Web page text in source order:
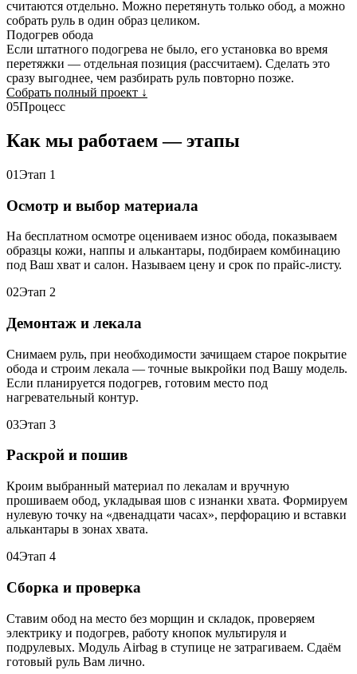
считаются отдельно. Можно перетянуть только обод, а можно
собрать руль в один образ целиком.
Подогрев обода
Если штатного подогрева не было, его установка во время
перетяжки — отдельная позиция (рассчитаем). Сделать это
сразу выгоднее, чем разбирать руль повторно позже.
Собрать полный проект ↓
05Процесс
Как мы работаем — этапы
01Этап 1
Осмотр и выбор материала
На бесплатном осмотре оцениваем износ обода, показываем
образцы кожи, наппы и алькантары, подбираем комбинацию
под Ваш хват и салон. Называем цену и срок по прайс-листу.
02Этап 2
Демонтаж и лекала
Снимаем руль, при необходимости зачищаем старое покрытие
обода и строим лекала — точные выкройки под Вашу модель.
Если планируется подогрев, готовим место под
нагревательный контур.
03Этап 3
Раскрой и пошив
Кроим выбранный материал по лекалам и вручную
прошиваем обод, укладывая шов с изнанки хвата. Формируем
нулевую точку на «двенадцати часах», перфорацию и вставки
алькантары в зонах хвата.
04Этап 4
Сборка и проверка
Ставим обод на место без морщин и складок, проверяем
электрику и подогрев, работу кнопок мультируля и
подрулевых. Модуль Airbag в ступице не затрагиваем. Сдаём
готовый руль Вам лично.